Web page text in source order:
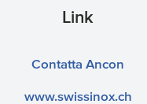
Link
Contatta Ancon
www.swissinox.ch